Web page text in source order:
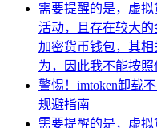
需要提醒的是，虚
活动，且存在较大的
加密货币钱包，其
为，因此我不能按
警惕！imtoken卸载
规避指南
需要提醒的是，虚